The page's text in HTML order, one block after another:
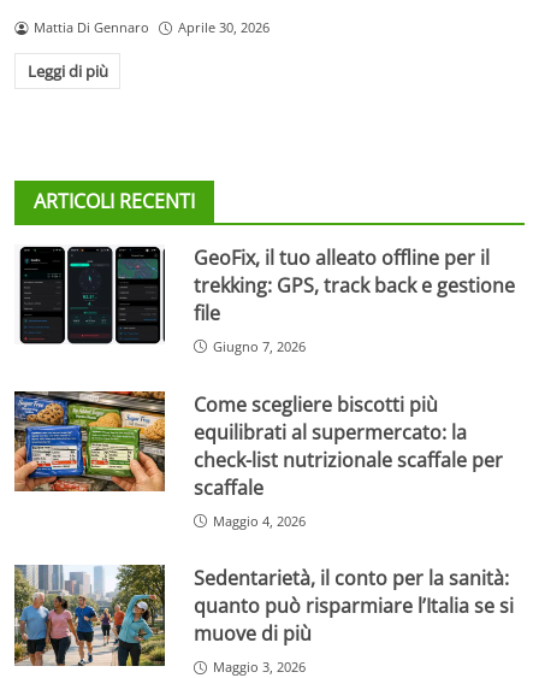
Mattia Di Gennaro Aprile 30, 2026
Leggi di più
ARTICOLI RECENTI
GeoFix, il tuo alleato offline per il
trekking: GPS, track back e gestione
file
Giugno 7, 2026
Come scegliere biscotti più
equilibrati al supermercato: la
check-list nutrizionale scaffale per
scaffale
Maggio 4, 2026
Sedentarietà, il conto per la sanità:
quanto può risparmiare l’Italia se si
muove di più
Maggio 3, 2026